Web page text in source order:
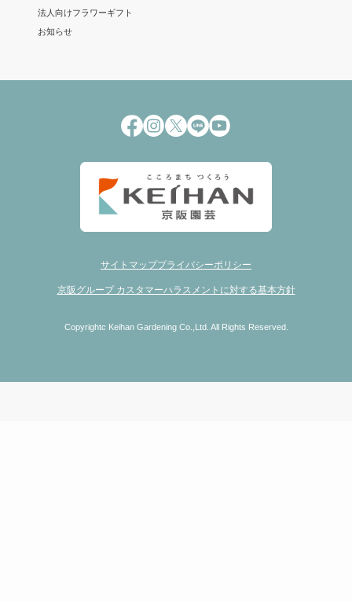
法人向けフラワーギフト
お知らせ
サイトマッププライバシーポリシー
京阪グループ カスタマーハラスメントに対する基本方針
Copyrightc Keihan Gardening Co.,Ltd. All Rights Reserved.